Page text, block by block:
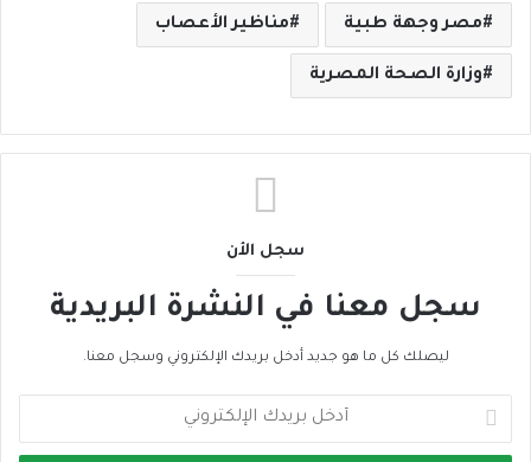
مصر وجهة طبية مناظير الأعصاب
وزارة الصحة المصرية
سجل الأن
سجل معنا في النشرة البريدية
ليصلك كل ما هو جديد أدخل بريدك الإلكتروني وسجل معنا.
خ